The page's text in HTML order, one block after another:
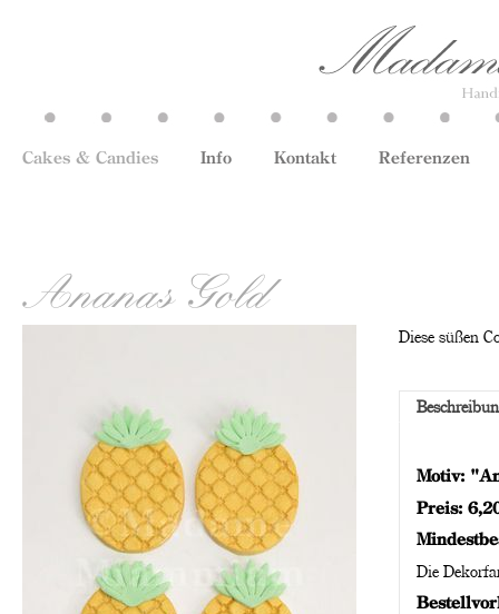
Cakes & Candies Info Kontakt Referenzen
Ananas Gold
Diese süßen
Motiv:
Preis:
Die